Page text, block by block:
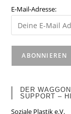
E-Mail-Adresse:
DER
SUPPORT –
Soziale Plastik e.V.